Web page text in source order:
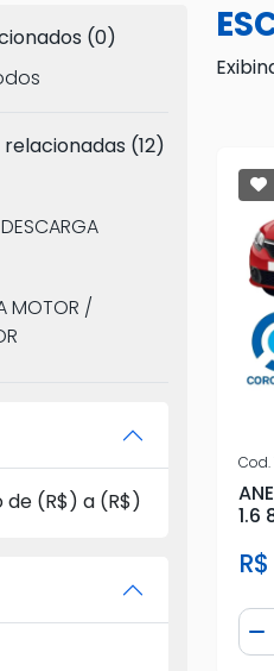
(0)
(12)
MOTOR /
de (R$) a (R$)
Cod.
1.6